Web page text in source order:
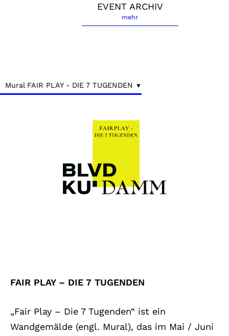
EVENT ARCHIV
mehr
Mural FAIR PLAY - DIE 7 TUGENDEN
FAIR PLAY – DIE 7 TUGENDEN
„Fair Play – Die 7 Tugenden“ ist ein
Wandgemälde (engl. Mural), das im Mai / Juni